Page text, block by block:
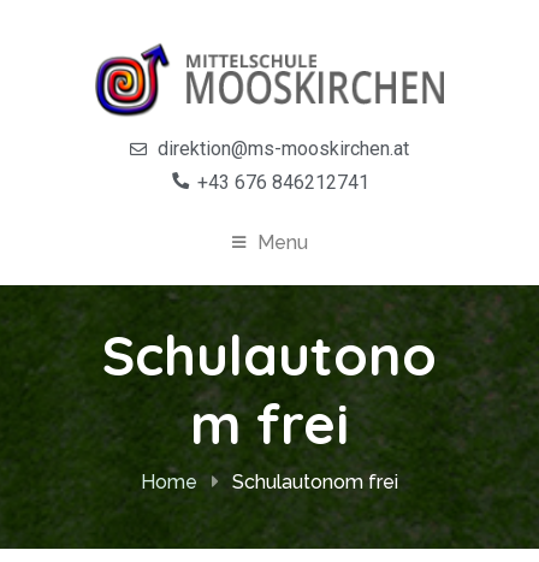
direktion@ms-mooskirchen.at
+43 676 846212741
Menu
Schulautono
m frei
Home Schulautonom frei